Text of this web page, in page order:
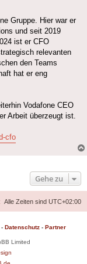
Gruppe. Hier war er
und seit 2019
ist er CFO
relevanten
den Teams
hat er eng
Vodafone CEO
Arbeit überzeugt ist.
cfo
Gehe zu
Alle Zeiten sind UTC+02:00
- Datenschutz - Partner
Limited